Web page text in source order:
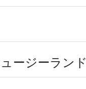
ージーランド